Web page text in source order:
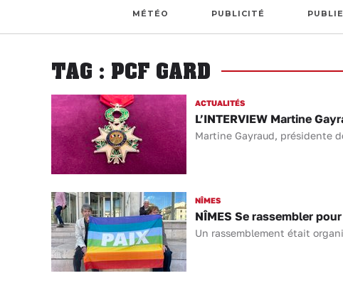
MÉTÉO PUBLICITÉ
TAG : PCF GARD
ACTUALITÉS
L’INTERVIEW Martine
Martine Gayraud, présidente
NÎMES
NÎMES Se rassembler
Un rassemblement était